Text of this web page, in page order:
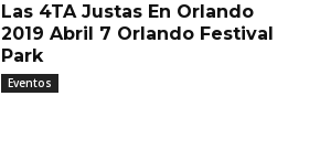
Las 4TA Justas En Orlando
2019 Abril 7 Orlando Festival
Park
Eventos